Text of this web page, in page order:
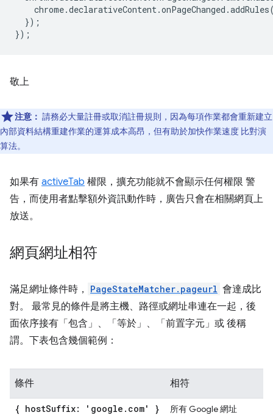
chrome.declarativeContent.onPageChanged .addRules
});
});
敬上
注意： 請務必大量註冊或取消註冊規則，因為每項作業都會重新建立
內部資料結構重建作業的運算成本高昂，但有助於加快作業速度 比對演
算法。
如果有 activeTab 權限，擴充功能就不會顯示任何權限 警
告，而使用者點擊額外資訊動作時，廣告只會在相關網頁上
放送。
網頁網址相符
滿足網址條件時， PageStateMatcher.pageurl 會達成比
對。 最常見的條件是將主機、路徑或網址串連在一起，後
面依序接有「包含」、「等於」、「前置字元」或 後稱
謂。下表包含幾個範例：
條件 相符
{ hostSuffix: 'google . com' } 所有 Google 網址